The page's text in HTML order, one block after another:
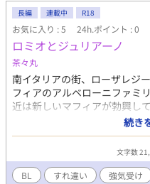
く予定だったソラは、なぜ自
襲われたのか、またなぜジャ
わからないことだらけだった
したソラは、ニルヤに伝わる
は、システムの壊れたニルヤ
に平穏をもたらすというもの
セスが失われたニルヤの各都
されていた。 都市長とシュニ
システムへの鍵となることか
婚を申し込む。そしてソラが
め、シュニャ判定の心眼を持
懇願する。結婚はさておき、
たかったソラは、フェイとア
長編 連載中 R18
お気に入り : 5 24h.ポイント : 0
ロミオとジュリアーノ
茶々丸
南イタリアの街、ローザレジ
フィアのアルベローニファミ
近は新しいマフィアが勃興し
きていた。 そんな中、暴力事
務所にいたアルベローニファ
ノが帰ってきた。出所したジ
なる為に叔父でアンダーボス
ィアになるべきじゃないと聞
続き
文字数
BL すれ違い 強気受け